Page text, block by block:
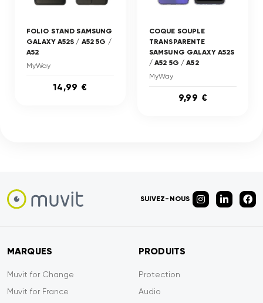
FOLIO STAND SAMSUNG
GALAXY A52S / A52 5G /
A52
MyWay
14,99 €
COQUE SOUPLE
TRANSPARENTE
SAMSUNG GALAXY A52S
/ A52 5G / A52
MyWay
9,99 €
SUIVEZ-NOUS
MARQUES
Muvit for Change
Muvit for France
PRODUITS
Protection
Audio